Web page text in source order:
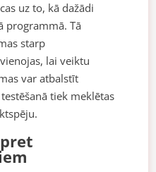
uz to, kā dažādi
programmā. Tā
starp
lai veiktu
var atbalstīt
tiek meklētas